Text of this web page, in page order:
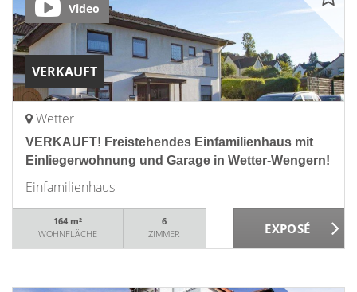
VERKAUFT
Video
Wetter
VERKAUFT! Freistehendes Einfamilienhaus mit
Einliegerwohnung und Garage in Wetter-Wengern!
Einfamilienhaus
164 m²
WOHNFLÄCHE
6
ZIMMER